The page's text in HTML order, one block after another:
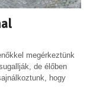
megérkeztünk
de élőben
hogy